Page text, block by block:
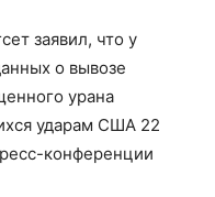
заявил, что у
о вывозе
урана
ударам США 22
конференции